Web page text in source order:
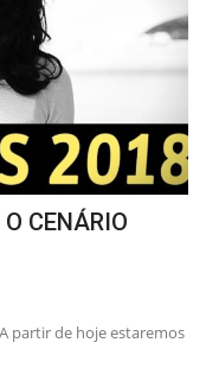
CENÁRIO
partir de hoje estaremos